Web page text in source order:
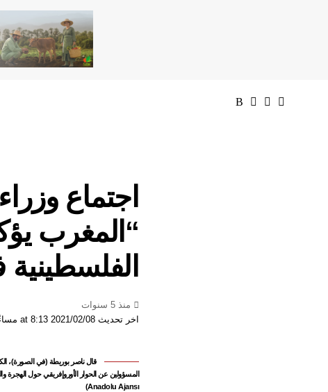
اجتماع
“المغرب
اخر تحديث 2021/02/08 at 8:13 مساءً
منذ 5 سنوات
قال ناصر بوريطة (في الصورة)،
Anadolu Ajansı)